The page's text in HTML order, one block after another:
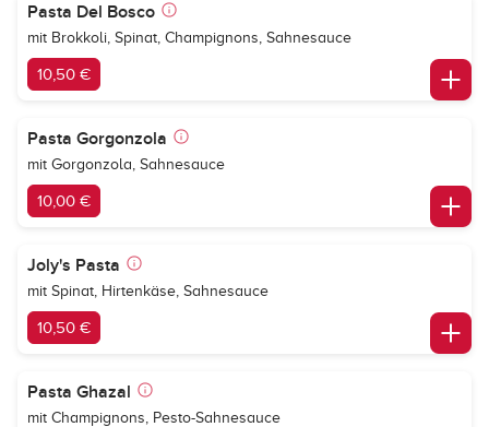
Pasta Del Bosco
mit Brokkoli, Spinat, Champignons, Sahnesauce
10,50 €
Pasta Gorgonzola
mit Gorgonzola, Sahnesauce
10,00 €
Joly's Pasta
mit Spinat, Hirtenkäse, Sahnesauce
10,50 €
Pasta Ghazal
mit Champignons, Pesto-Sahnesauce